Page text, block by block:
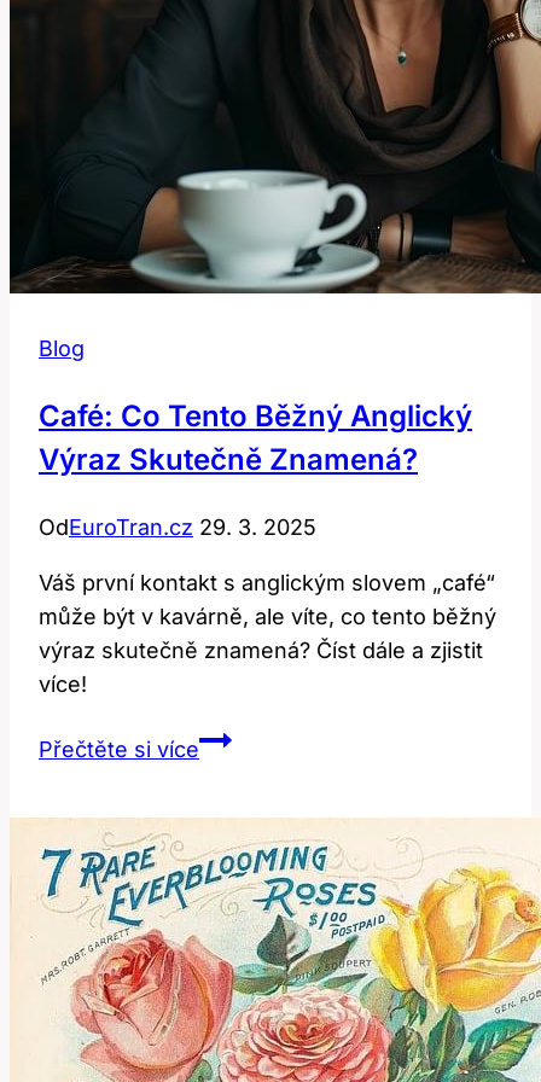
Blog
Café: Co Tento Běžný Anglický
Výraz Skutečně Znamená?
OdEuroTran.cz 29. 3. 2025
Váš první kontakt s anglickým slovem „café“
může být v kavárně, ale víte, co tento běžný
výraz skutečně znamená? Číst dále a zjistit
více!
Přečtěte si víceCafé:
běžný
anglický
výraz
skutečně
znamená?